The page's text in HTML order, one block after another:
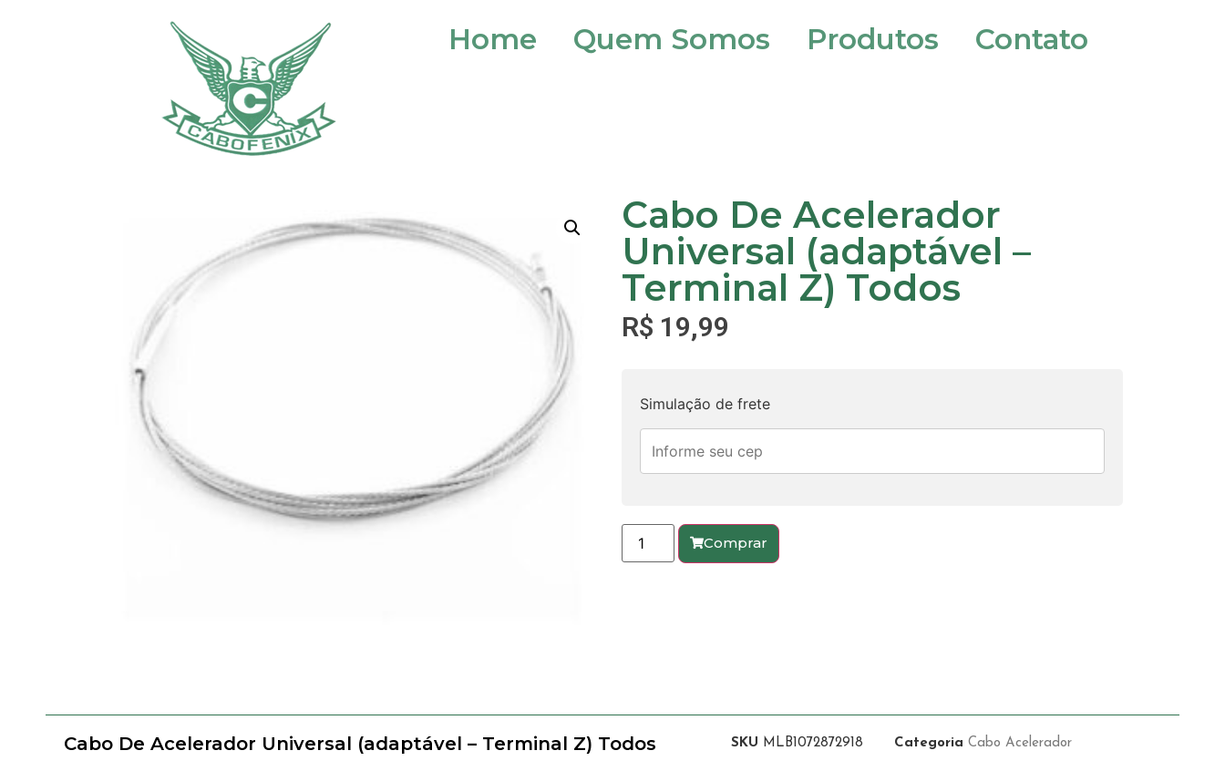
Home Quem Somos Produtos Contato
Cabo De Acelerador
Universal (adaptável –
Terminal Z) Todos
R$ 19,99
Simulação de frete
Comprar
Cabo De Acelerador Universal (adaptável – Terminal Z) Todos SKU MLB1072872918 Categoria Cabo Acelerador